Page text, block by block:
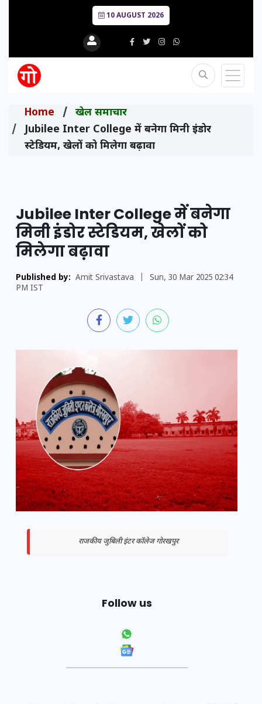
10 AUGUST 2026
Home
खेल समाचार
Jubilee Inter College में बनेगा मिनी इंडोर
स्टेडियम, खेलों को मिलेगा बढ़ावा
Jubilee Inter College में बनेगा
मिनी इंडोर स्टेडियम, खेलों को
मिलेगा बढ़ावा
Published by: Amit Srivastava
Sun, 30 Mar 2025 02:34
PM IST
राजकीय जुबिली इंटर कॉलेज गोरखपुर
Follow us